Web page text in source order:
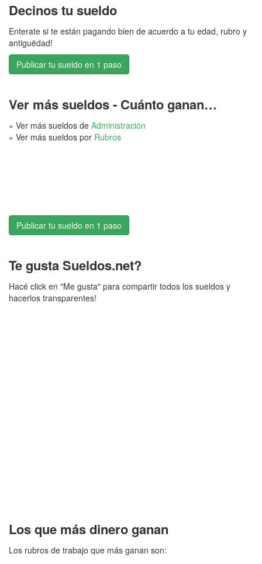
Decinos tu sueldo
Enterate si te están pagando bien de acuerdo a tu edad, rubro y
antiguëdad!
Publicar tu sueldo en 1 paso
Ver más sueldos - Cuánto ganan…
» Ver más sueldos de Administración
» Ver más sueldos por Rubros
Publicar tu sueldo en 1 paso
Te gusta Sueldos.net?
Hacé click en "Me gusta" para compartir todos los sueldos y
hacerlos transparentes!
Los que más dinero ganan
Los rubros de trabajo que más ganan son: